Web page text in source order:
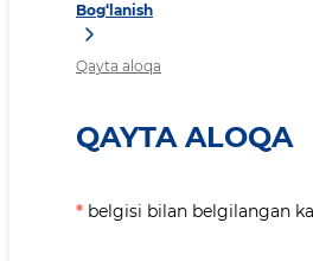
Bog‘lanish
Qayta aloqa
QAYTA ALOQA
* belgisi bilan belgilangan